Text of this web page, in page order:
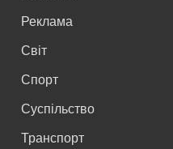
Реклама
Світ
Спорт
Суспільство
Транспорт